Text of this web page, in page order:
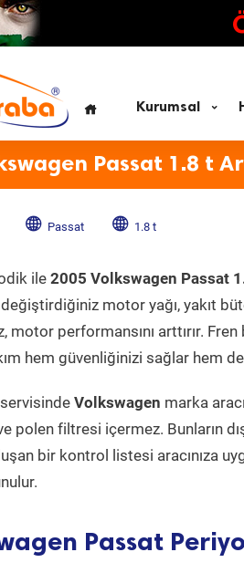
Kurumsal
Passat 1.8 t
Passat 1.8 t
ile 2005 Volkswagen Passat
motor yağı, yakıt
performansını arttırır.
hem güvenliğinizi sağlar hem
Volkswagen marka
polen filtresi içermez. Bunların
bir kontrol listesi aracınıza
Passat